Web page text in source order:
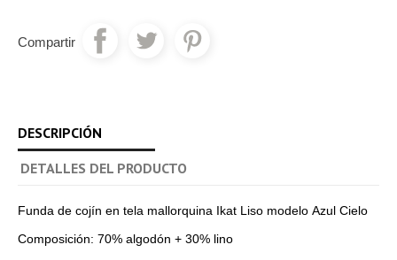
Compartir
DESCRIPCIÓN
DETALLES DEL PRODUCTO
Funda de cojín en tela mallorquina Ikat Liso modelo Azul Cielo
Composición: 70% algodón + 30% lino